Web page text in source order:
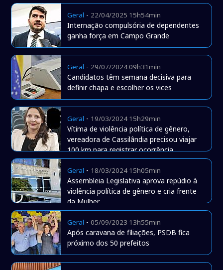
Geral - 22/04/2025 15h54min
Internação compulsória de dependentes
ganha força em Campo Grande
Geral - 29/07/2024 09h31min
Candidatos têm semana decisiva para
definir chapa e escolher os vices
Geral - 19/03/2024 15h29min
Vítima de violência política de gênero,
vereadora de Cassilândia precisou viajar
100 km para registrar ocorrência
Geral - 18/03/2024 15h05min
Assembleia Legislativa aprova repúdio à
violência política de gênero e cria frente
da Mulher
Geral -05/09/2023 13h55min
Após caravana de filiações, PSDB fica
próximo dos 50 prefeitos